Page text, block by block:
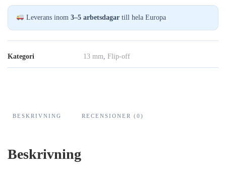
Blå/Blå,
1000-
Pack
mängd
Leverans inom3–5 arbetsdagartill hela Europa
Kategori 13 mm, Flip-off
BESKRIVNING RECENSIONER (0)
Beskrivning